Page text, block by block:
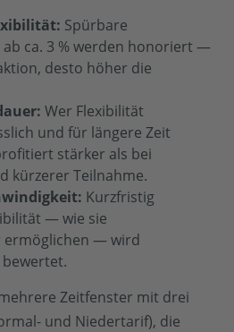
Spürbare
ca. 3 % werden honoriert —
desto höher die
Wer Flexibilität
und für längere Zeit
stärker als bei
kürzerer Teilnahme.
Kurzfristig
— wie sie
ermöglichen — wird
Zeitfenster mit drei
und Niedertarif), die